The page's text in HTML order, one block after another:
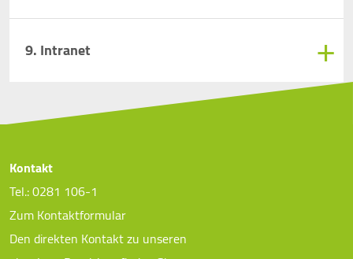
9. Intranet
Kontakt
Tel.: 0281 106-1
Zum Kontaktformular
Den direkten Kontakt zu unseren